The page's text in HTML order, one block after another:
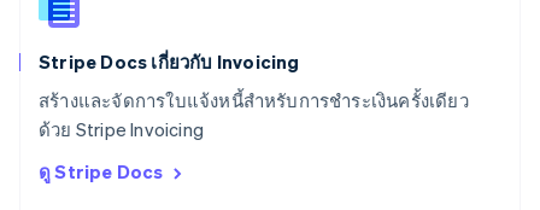
Stripe Docs เกี่ยวกับ Invoicing
สร้างและจัดการใบแจ้งหนี้สำหรับการชำระเงินครั้งเดียว
ด้วย Stripe Invoicing
ดู Stripe Docs
สิงคโปร์
ออสเตรเลีย
ออสเตรีย
DeutschEnglish
ItalianoEnglish